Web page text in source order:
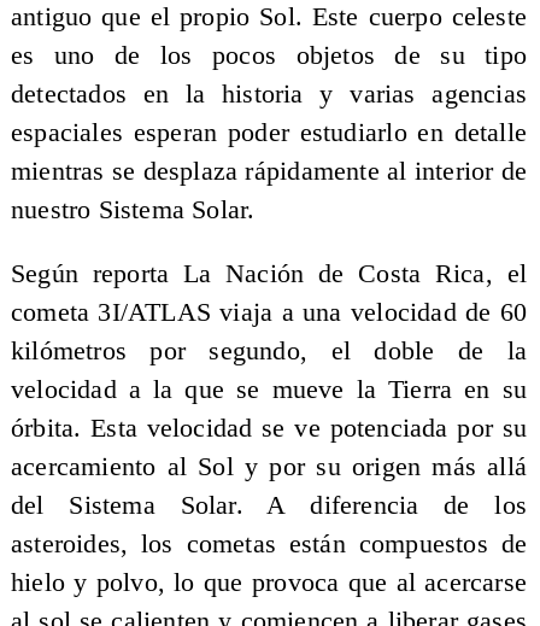
antiguo que el propio Sol. Este cuerpo celeste
es uno de los pocos objetos de su tipo
detectados en la historia y varias agencias
espaciales esperan poder estudiarlo en detalle
mientras se desplaza rápidamente al interior de
nuestro Sistema Solar.
Según reporta La Nación de Costa Rica, el
cometa 3I/ATLAS viaja a una velocidad de 60
kilómetros por segundo, el doble de la
velocidad a la que se mueve la Tierra en su
órbita. Esta velocidad se ve potenciada por su
acercamiento al Sol y por su origen más allá
del Sistema Solar. A diferencia de los
asteroides, los cometas están compuestos de
hielo y polvo, lo que provoca que al acercarse